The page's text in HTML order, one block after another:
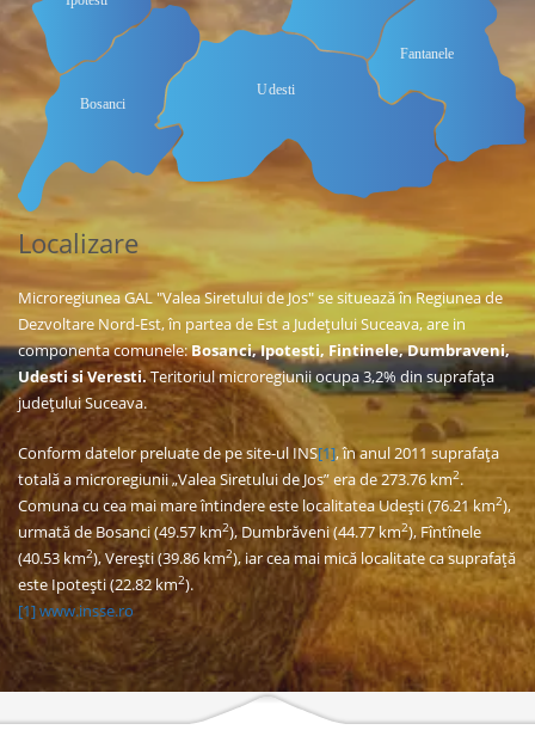
Fantanele
Udesti
Bosanci
Localizare
Microregiunea GAL "Valea Siretului de Jos" se situează în Regiunea de
Dezvoltare Nord-Est, în partea de Est a Judeţului Suceava, are in
componenta comunele:Bosanci, Ipotesti, Fintinele, Dumbraveni,
Udesti si Veresti.Teritoriul microregiunii ocupa 3,2% din suprafaţa
judeţului Suceava.
Conform datelor preluate de pe site-ul INS[1], în anul 2011 suprafaţa
totală a microregiunii „Valea Siretului de Jos” era de 273.76 km2.
Comuna cu cea mai mare întindere este localitatea Udeşti (76.21 km2),
urmată de Bosanci (49.57 km2), Dumbrăveni (44.77 km2), Fîntînele
(40.53 km2), Vereşti (39.86 km2), iar cea mai mică localitate ca suprafaţă
este Ipoteşti (22.82 km2).
[1]www.insse.ro